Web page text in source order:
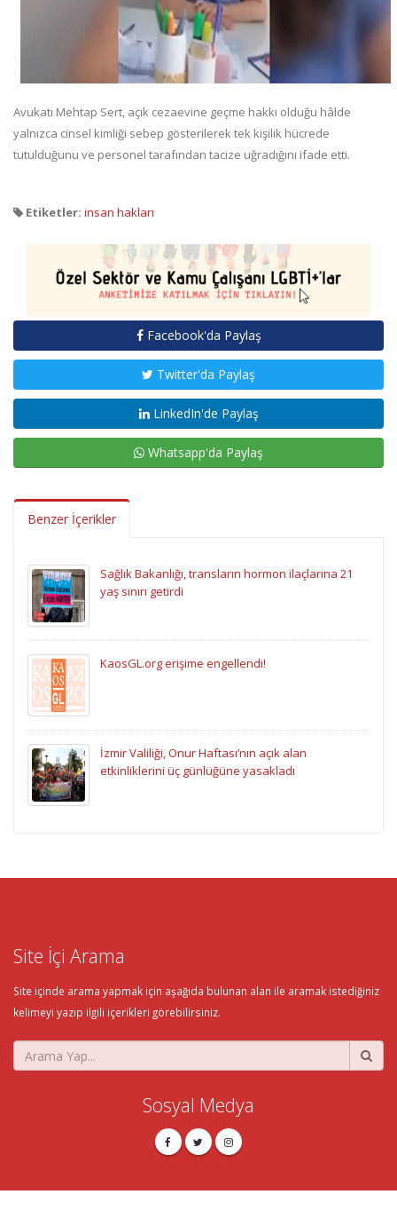
Avukatı Mehtap Sert, açık cezaevine geçme hakkı olduğu hâlde
yalnızca cinsel kimliği sebep gösterilerek tek kişilik hücrede
tutulduğunu ve personel tarafından tacize uğradığını ifade etti.
Etiketler: insan hakları
Facebook'da Paylaş
Twitter'da Paylaş
LinkedIn'de Paylaş
Whatsapp'da Paylaş
Benzer İçerikler
Sağlık Bakanlığı, transların hormon ilaçlarına 21
yaş sınırı getirdi
KaosGL.org erişime engellendi!
İzmir Valiliği, Onur Haftası’nın açık alan
etkinliklerini üç günlüğüne yasakladı
Site İçi Arama
Site içinde arama yapmak için aşağıda bulunan alan ile aramak istediğiniz
kelimeyi yazıp ilgili içerikleri görebilirsiniz.
Sosyal Medya